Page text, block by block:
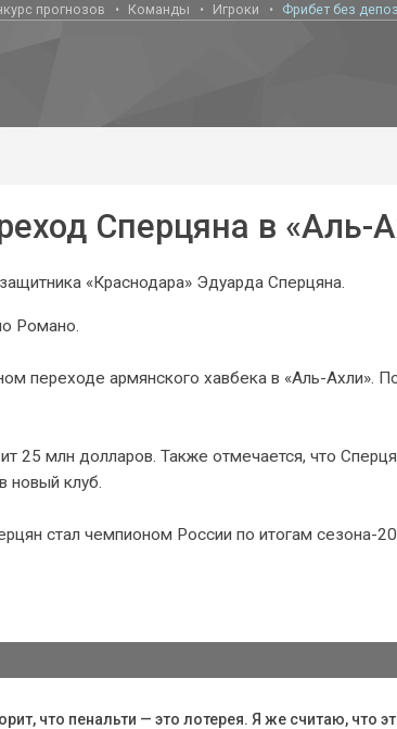
прогнозов Команды Игроки Фрибет без
Сперцяна в «Аль-
«Краснодара» Эдуарда Сперцяна.
Романо.
переходе армянского хавбека в «Аль-Ахли».
25 млн долларов. Также отмечается, что
новый клуб.
стал чемпионом России по итогам сезона-
что пенальти — это лотерея. Я же считаю, что